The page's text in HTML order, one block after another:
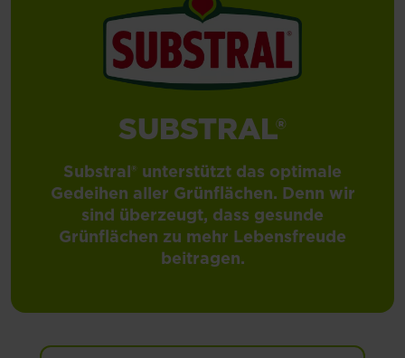
SUBSTRAL®
Substral® unterstützt das optimale
Gedeihen aller Grünflächen. Denn wir
sind überzeugt, dass gesunde
Grünflächen zu mehr Lebensfreude
beitragen.